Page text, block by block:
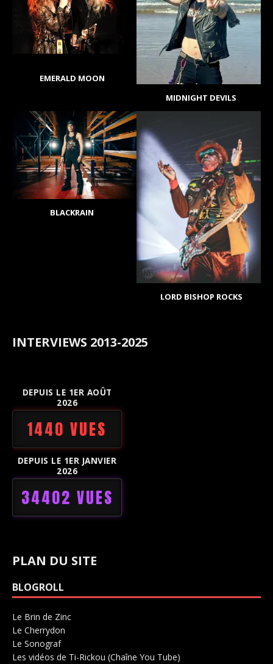
EMERALD MOON
MIDNIGHT DEVILS
BLACKRAIN
LORD BISHOP ROCKS
INTERVIEWS 2013-2025
DEPUIS LE 1ER AOÛT
2026
1440 VUES
DEPUIS LE 1ER JANVIER
2026
34402 VUES
PLAN DU SITE
BLOGROLL
Le Brin de Zinc
Le Cherrydon
Le SonografSalle de concerts 0
Les vidéos de Ti-Rickou (Chaîne You Tube)